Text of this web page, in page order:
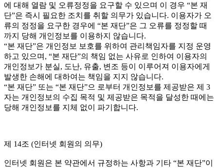
에 대해 열람 및 오류정정을 요구할 수 있으며 이 경우 “본 재
단”은 즉시 필요한 조치를 취할 의무가 있습니다. 이용자가 오
류의 정정을 요구한 경우에 “본 재단”은 그 오류를 정정할 때
까지 당해 개인정보를 이용하지 않습니다.
“본 재단”은 개인정보 보호를 위하여 관리책임자를 지정 운영
하고 있으며, “본 재단”의 책임 없는 사유로 인하여 이용자의
개인정보가 분실, 도난, 유출, 변조 등이 이루어져 이용자에게
발생한 손해에 대하여는 책임을 지지 않습니다.
“본 재단” 또는 “본 재단”으 로부터 개인정보를 제공받은 제 3
자는 개인정보의 수집 목적 및 제공받은 목적을 달성한 때에는
당해 개인정보를 지체 없이 파기합니다.
제 14조 (인터넷 회원의 의무)
인터넷 회원은 본 약관에서 규정하는 사항과 기타 “본 재단”이